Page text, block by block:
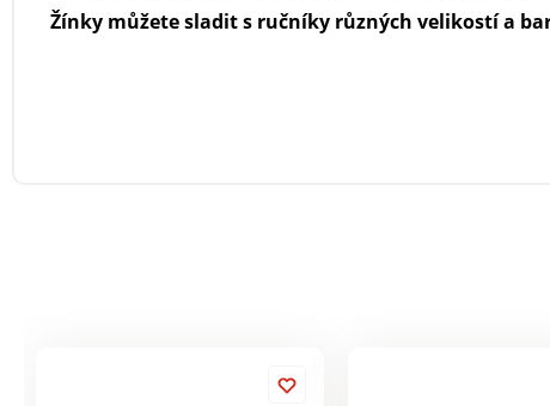
Žínky můžete sladit s ručníky různých velikostí a